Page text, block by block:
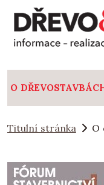
O
Titulní stránka O